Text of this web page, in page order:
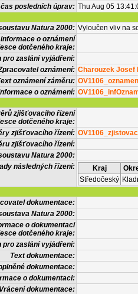
posledních úprav: Thu Aug 05
Natura 2000: Vyloučen vliv na
o oznámení
dotčeného kraje:
pro zaslání vyjádření:
oznámení: Charouzek Josef
oznámení záměru:
o oznámení:
zjišťovacího řízení
dotčeného kraje:
zjišťovacího řízení:
zjišťovacího řízení:
Natura 2000:
následných řízení:
Kraj
Středočeský
dokumentace:
Natura 2000:
o dokumentaci
dotčeného kraje:
pro zaslání vyjádření:
Text dokumentace:
dokumentace:
o dokumentaci:
Vrácení dokumentace: